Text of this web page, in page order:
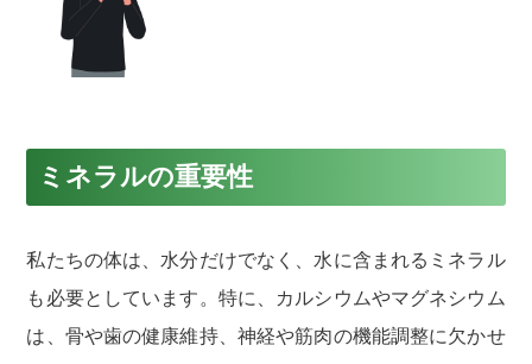
ミネラルの重要性
私たちの体は、水分だけでなく、水に含まれるミネラル
も必要としています。特に、カルシウムやマグネシウム
は、骨や歯の健康維持、神経や筋肉の機能調整に欠かせ